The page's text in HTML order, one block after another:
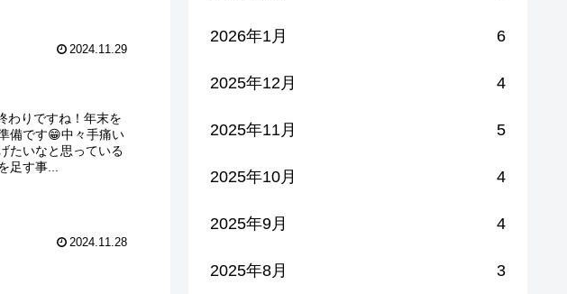
2024.11.29
わりですね！年末を
備です😁中々手痛い
たいなと思っている
足す事...
2024.11.28
2026年1月 6
2025年12月 4
2025年11月 5
2025年10月 4
2025年9月 4
2025年8月 3